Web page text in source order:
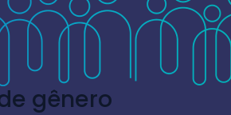
gênero